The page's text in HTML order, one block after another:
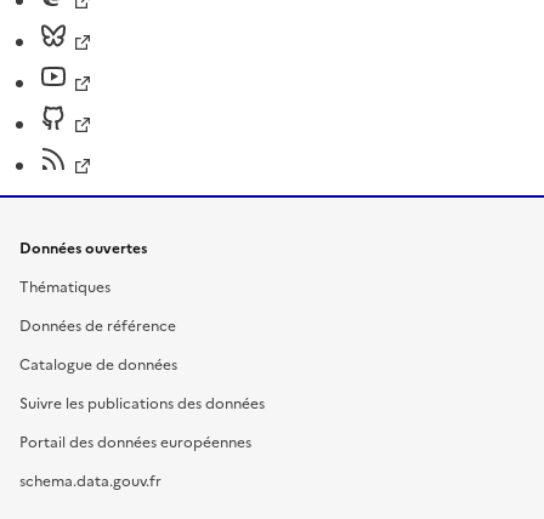
Données ouvertes
Thématiques
Données de référence
Catalogue de données
Suivre les publications des données
Portail des données européennes
schema.data.gouv.fr